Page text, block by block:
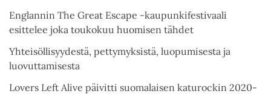
Englannin The Great Escape -kaupunkifestivaali
esittelee joka toukokuu huomisen tähdet
Yhteisöllisyydestä, pettymyksistä, luopumisesta ja
luovuttamisesta
Lovers Left Alive päivitti suomalaisen katurockin 2020-